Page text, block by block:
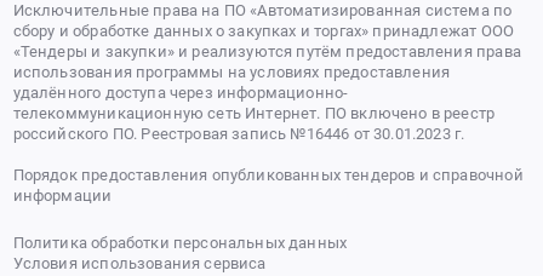
Исключительные права на ПО «Автоматизированная система по
сбору и обработке данных о закупках и торгах» принадлежат ООО
«Тендеры и закупки» и реализуются путём предоставления права
использования программы на условиях предоставления
удалённого доступа через информационно-
телекоммуникационную сеть Интернет. ПО включено в реестр
российского ПО. Реестровая запись №16446 от 30.01.2023 г.
Порядок предоставления опубликованных тендеров и справочной
информации
Политика обработки персональных данных
Условия использования сервиса